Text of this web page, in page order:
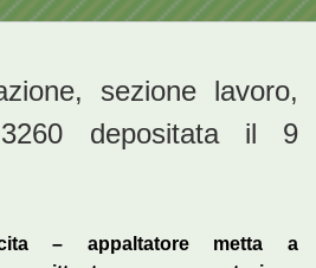
sezione lavoro,
depositata il 9
– appaltatore metta a